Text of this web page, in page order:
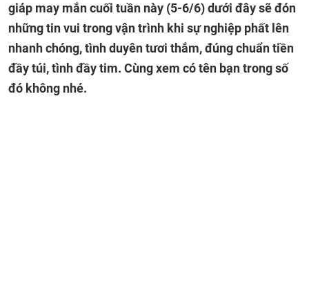
giáp may mắn cuối tuần này (5-6/6) dưới đây sẽ đón
những tin vui trong vận trình khi sự nghiệp phất lên
nhanh chóng, tình duyên tươi thắm, đúng chuẩn tiền
đầy túi, tình đầy tim. Cùng xem có tên bạn trong số
đó không nhé.